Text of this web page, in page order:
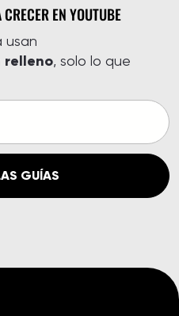
EN YOUTUBE
usan
relleno, solo lo que
GUÍAS